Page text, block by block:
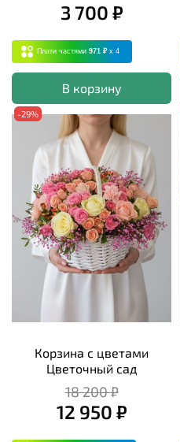
3 700 ₽
Плати частями 971 ₽ x 4
В корзину
-29%
Корзина с цветами
Цветочный сад
18 200 ₽
12 950 ₽